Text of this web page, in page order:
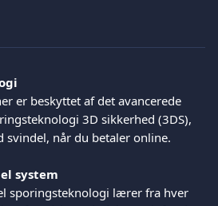
er beskyttet af det avancerede
3D sikkerhed (3DS),
svindel, når du betaler online.
system
sporingsteknologi lærer fra hver